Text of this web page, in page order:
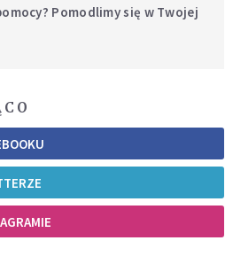
Pomodlimy się w Twojej